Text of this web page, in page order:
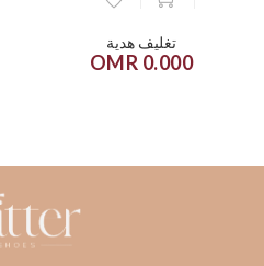
تغليف هدية
0.000 OMR